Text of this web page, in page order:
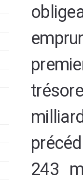
243